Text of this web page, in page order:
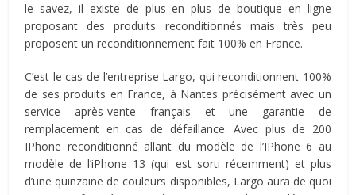
le savez, il existe de plus en plus de boutique en ligne
proposant des produits reconditionnés mais très peu
proposent un reconditionnement fait 100% en France.
C’est le cas de l’entreprise Largo, qui reconditionnent 100%
de ses produits en France, à Nantes précisément avec un
service après-vente français et une garantie de
remplacement en cas de défaillance. Avec plus de 200
IPhone reconditionné allant du modèle de l’IPhone 6 au
modèle de l’iPhone 13 (qui est sorti récemment) et plus
d’une quinzaine de couleurs disponibles, Largo aura de quoi